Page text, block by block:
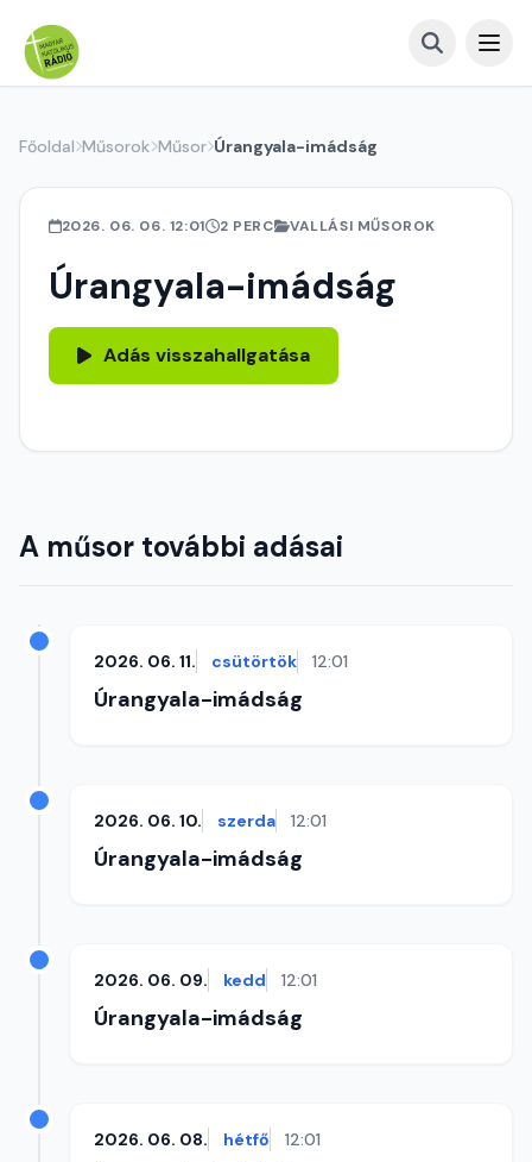
Főoldal Műsorok Műsor Úrangyala-imádság
2026. 06. 06. 12:01 2 PERC VALLÁSI MŰSOROK
Úrangyala-imádság
Adás visszahallgatása
A műsor további adásai
2026. 06. 11. csütörtök 12:01
Úrangyala-imádság
2026. 06. 10. szerda 12:01
Úrangyala-imádság
2026. 06. 09. kedd 12:01
Úrangyala-imádság
2026. 06. 08. hétfő 12:01